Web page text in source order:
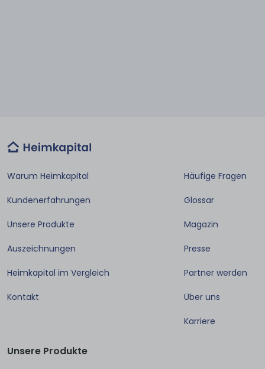
Warum Heimkapital
Kundenerfahrungen
Unsere Produkte
Auszeichnungen
Heimkapital im Vergleich
Kontakt
Häufige Fragen
Glossar
Magazin
Presse
Partner werden
Über uns
Karriere
Unsere Produkte